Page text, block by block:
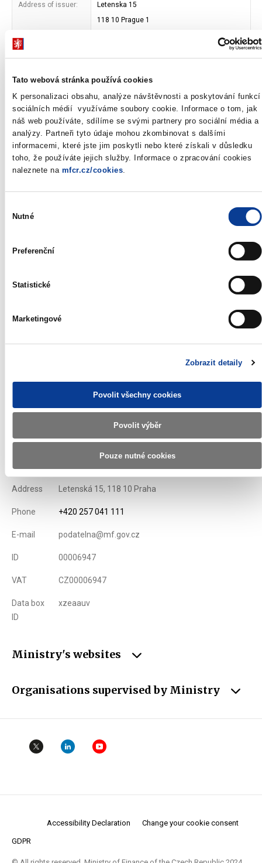
Tato webová stránka používá cookies
K personalizaci obsahu, analýze návštěvnosti a poskytování funkcí
sociálních médií využíváme soubory cookie. Informace o tom, jak
náš web používáte, sdílíme se svými partnery pro sociální média a
analýzy. Partneři tyto údaje mohou zkombinovat s dalšími
informacemi, které jste jim poskytli nebo které získali v důsledku
toho, že používáte jejich služby. Informace o zpracování cookies
naleznete na mfcr.cz/cookies
souhlasu
Nutné
Preferenční
Statistické
Marketingové
Zobrazit detaily
Povolit všechny cookies
Povolit výběr
Pouze nutné cookies
Address of issuer:
Letenska 15
118 10 Prague 1
Bond form:
Nominal value:
CZK 1 000 000
Total nominal
value:
CZK 0 to 5 000 000 000
Auctioned:***)
CZK 0 to 5 000 000 000
Auction date:
13. 07. 2017
14. 07. 2017
Deadline for bidding:
12:00
Agent:
*)Annoucement is always published on the date of auction at
Primary Sale of Government Securities Organized by the Czech
***)The Ministry of Finance reserves the right to change the total
List of Primary Dealers for Czech Goverment Securities
Ministry of Finance of the Czech Republic
Address Letenská 15, 118 10 Praha
Phone +420 257 041 111
E-mail podatelna@mf.gov.cz
ID 00006947
VAT CZ00006947
Data box
ID
xzeaauv
Ministry's websites
Organisations supervised by Ministry
Accessibility Declaration Change your cookie consent
GDPR